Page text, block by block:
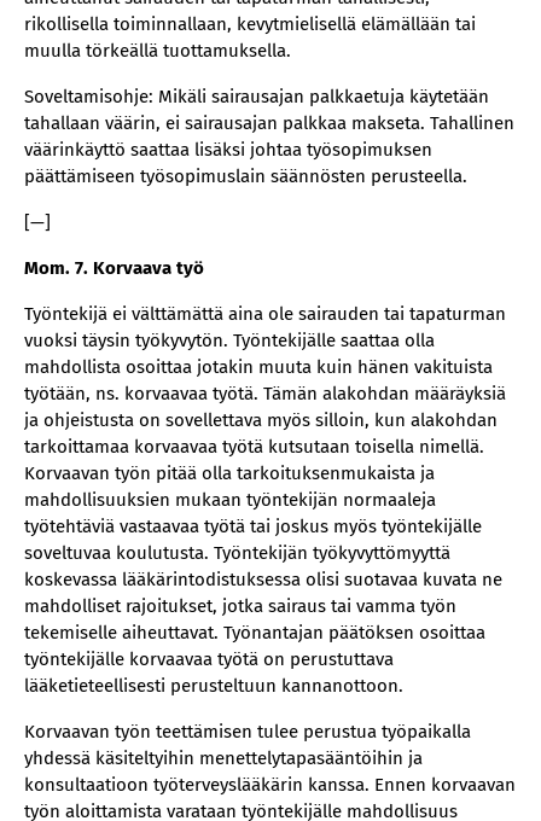
rikollisella toiminnallaan, kevytmielisellä elämällään tai
muulla törkeällä tuottamuksella.
Soveltamisohje: Mikäli sairausajan palkkaetuja käytetään
tahallaan väärin, ei sairausajan palkkaa makseta. Tahallinen
väärinkäyttö saattaa lisäksi johtaa työsopimuksen
päättämiseen työsopimuslain säännösten perusteella.
[—]
Mom. 7. Korvaava työ
Työntekijä ei välttämättä aina ole sairauden tai tapaturman
vuoksi täysin työkyvytön. Työntekijälle saattaa olla
mahdollista osoittaa jotakin muuta kuin hänen vakituista
työtään, ns. korvaavaa työtä. Tämän alakohdan määräyksiä
ja ohjeistusta on sovellettava myös silloin, kun alakohdan
tarkoittamaa korvaavaa työtä kutsutaan toisella nimellä.
Korvaavan työn pitää olla tarkoituksenmukaista ja
mahdollisuuksien mukaan työntekijän normaaleja
työtehtäviä vastaavaa työtä tai joskus myös työntekijälle
soveltuvaa koulutusta. Työntekijän työkyvyttömyyttä
koskevassa lääkärintodistuksessa olisi suotavaa kuvata ne
mahdolliset rajoitukset, jotka sairaus tai vamma työn
tekemiselle aiheuttavat. Työnantajan päätöksen osoittaa
työntekijälle korvaavaa työtä on perustuttava
lääketieteellisesti perusteltuun kannanottoon.
Korvaavan työn teettämisen tulee perustua työpaikalla
yhdessä käsiteltyihin menettelytapasääntöihin ja
konsultaatioon työterveyslääkärin kanssa. Ennen korvaavan
työn aloittamista varataan työntekijälle mahdollisuus